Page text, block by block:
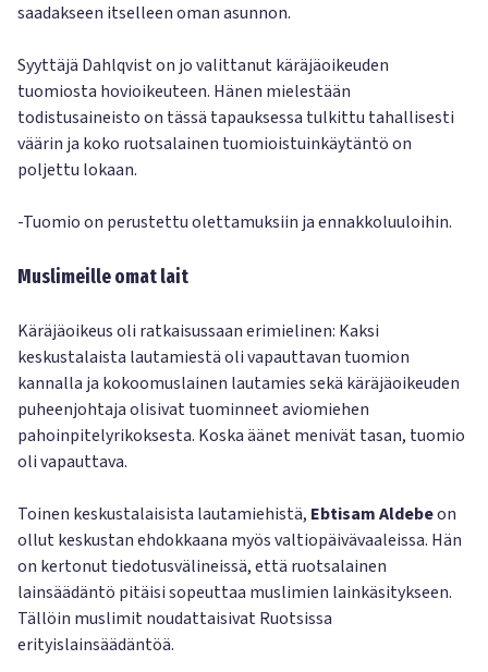
saadakseen itselleen oman asunnon.
Syyttäjä Dahlqvist on jo valittanut käräjäoikeuden
tuomiosta hovioikeuteen. Hänen mielestään
todistusaineisto on tässä tapauksessa tulkittu tahallisesti
väärin ja koko ruotsalainen tuomioistuinkäytäntö on
poljettu lokaan.
-Tuomio on perustettu olettamuksiin ja ennakkoluuloihin.
Muslimeille omat lait
Käräjäoikeus oli ratkaisussaan erimielinen: Kaksi
keskustalaista lautamiestä oli vapauttavan tuomion
kannalla ja kokoomuslainen lautamies sekä käräjäoikeuden
puheenjohtaja olisivat tuominneet aviomiehen
pahoinpitelyrikoksesta. Koska äänet menivät tasan, tuomio
oli vapauttava.
Toinen keskustalaisista lautamiehistä, Ebtisam Aldebeon
ollut keskustan ehdokkaana myös valtiopäivävaaleissa. Hän
on kertonut tiedotusvälineissä, että ruotsalainen
lainsäädäntö pitäisi sopeuttaa muslimien lainkäsitykseen.
Tällöin muslimit noudattaisivat Ruotsissa
erityislainsäädäntöä.